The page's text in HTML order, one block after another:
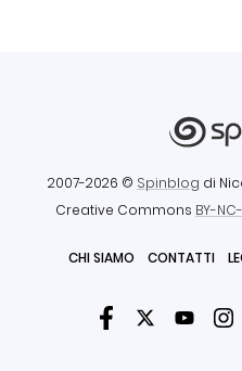
2007-2026 © Spinblog di
Creative Commons BY-
CHI SIAMO CONTATTI